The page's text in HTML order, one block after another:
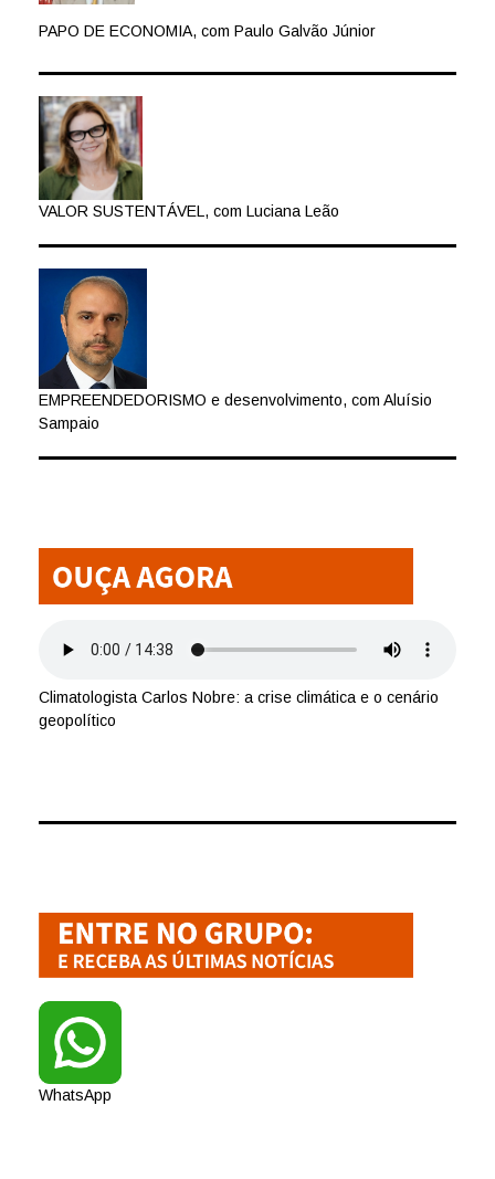
PAPO DE ECONOMIA, com Paulo Galvão Júnior
VALOR SUSTENTÁVEL, com Luciana Leão
EMPREENDEDORISMO e desenvolvimento, com Aluísio
Sampaio
Climatologista Carlos Nobre: a crise climática e o cenário
geopolítico
WhatsApp